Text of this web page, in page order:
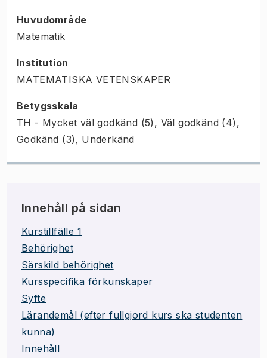
Huvudområde
Matematik
Institution
MATEMATISKA VETENSKAPER
Betygsskala
TH - Mycket väl godkänd (5), Väl godkänd (4),
Godkänd (3), Underkänd
Innehåll på sidan
Kurstillfälle 1
Behörighet
Särskild behörighet
Kursspecifika förkunskaper
Syfte
Lärandemål (efter fullgjord kurs ska studenten
kunna)
Innehåll